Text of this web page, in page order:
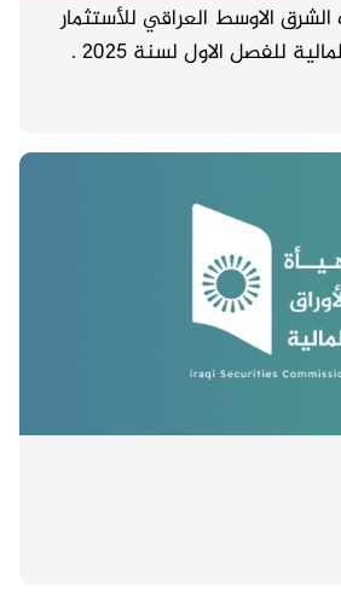
الاوسط العراقي للأستثمار
للفصل الاول لسنة 2025 .